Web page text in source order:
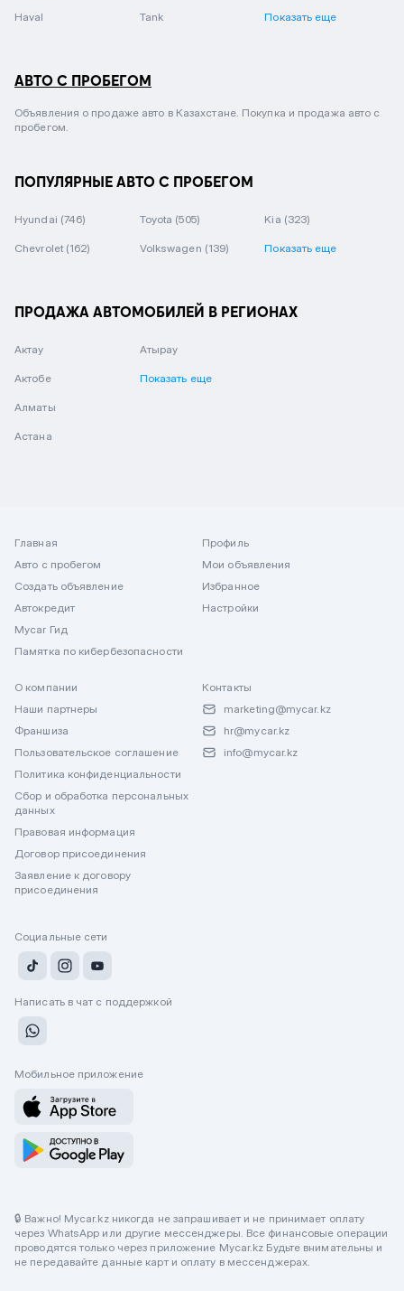
Haval Tank Показать еще
АВТО С ПРОБЕГОМ
Объявления о продаже авто в Казахстане. Покупка и продажа авто с
пробегом.
ПОПУЛЯРНЫЕ АВТО С ПРОБЕГОМ
Hyundai (746) Toyota (505) Kia (323)
Chevrolet (162) Volkswagen (139) Показать еще
ПРОДАЖА АВТОМОБИЛЕЙ В РЕГИОНАХ
Актау
Актобе
Алматы
Астана
Атырау
Показать еще
Главная
Авто с пробегом
Создать объявление
Автокредит
Mycar Гид
Памятка по кибербезопасности
Профиль
Мои объявления
Избранное
Настройки
О компании
Наши партнеры
Франшиза
Пользовательское соглашение
Политика конфиденциальности
Сбор и обработка персональных
данных
Правовая информация
Договор присоединения
Заявление к договору
присоединения
Контакты
marketing@mycar.kz
hr@mycar.kz
info@mycar.kz
Социальные сети
Написать в чат с поддержкой
Мобильное приложение
🔒 Важно! Mycar.kz никогда не запрашивает и не принимает оплату
через WhatsApp или другие мессенджеры. Все финансовые операции
проводятся только через приложение Mycar.kz Будьте внимательны и
не передавайте данные карт и оплату в мессенджерах.